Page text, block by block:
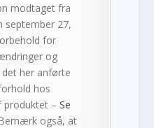
modtaget fra
september 27,
for
og
her anførte
hos
produktet –Se
også, at